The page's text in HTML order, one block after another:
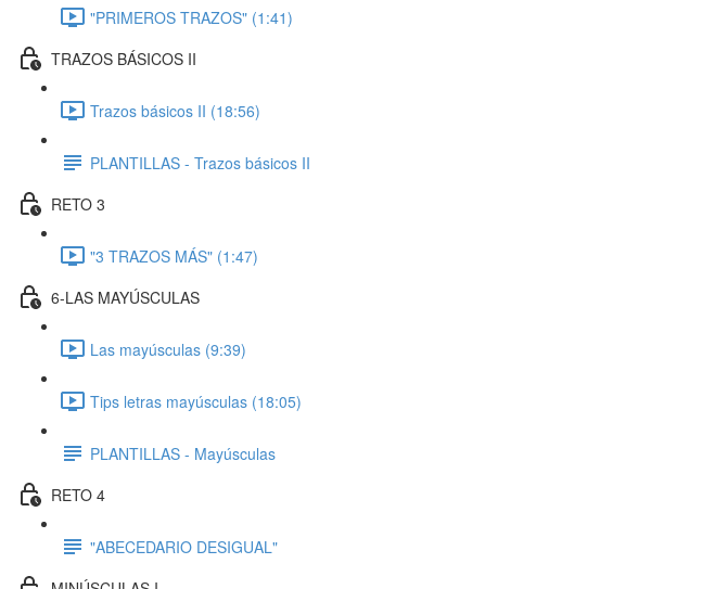
"PRIMEROS TRAZOS" (1:41)
TRAZOS BÁSICOS II
Trazos básicos II (18:56)
PLANTILLAS - Trazos básicos II
RETO 3
"3 TRAZOS MÁS" (1:47)
6-LAS MAYÚSCULAS
Las mayúsculas (9:39)
Tips letras mayúsculas (18:05)
PLANTILLAS - Mayúsculas
RETO 4
"ABECEDARIO DESIGUAL"